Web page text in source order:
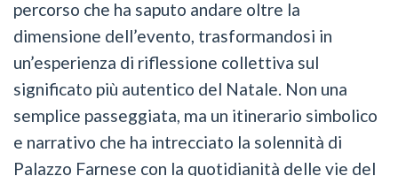
percorso che ha saputo andare oltre la
dimensione dell’evento, trasformandosi in
un’esperienza di riflessione collettiva sul
significato più autentico del Natale. Non una
semplice passeggiata, ma un itinerario simbolico
e narrativo che ha intrecciato la solennità di
Palazzo Farnese con la quotidianità delle vie del